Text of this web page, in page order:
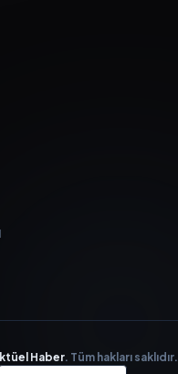
Haber. Tüm hakları saklıdır.